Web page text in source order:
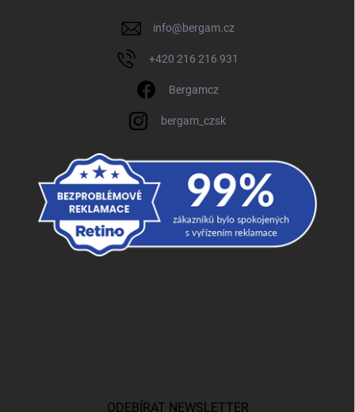
info@bergam.cz
+420 216 216 931
Bergamcz
bergam_czsk
ODEBÍRAT NEWSLETTER